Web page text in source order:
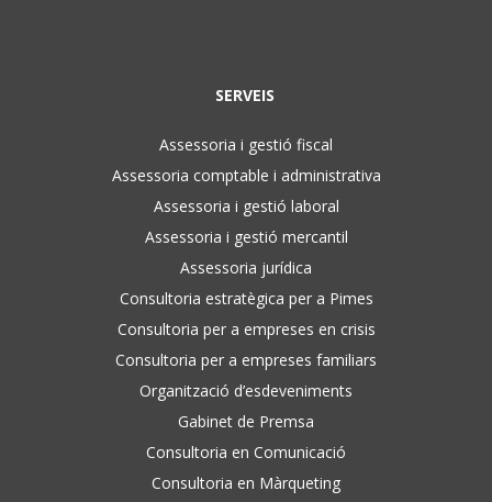
SERVEIS
Assessoria i gestió fiscal
Assessoria comptable i administrativa
Assessoria i gestió laboral
Assessoria i gestió mercantil
Assessoria jurídica
Consultoria estratègica per a Pimes
Consultoria per a empreses en crisis
Consultoria per a empreses familiars
Organització d’esdeveniments
Gabinet de Premsa
Consultoria en Comunicació
Consultoria en Màrqueting